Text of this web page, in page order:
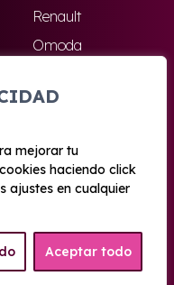
mejorar tu
haciendo click
ajustes en cualquier
Aceptar todo
Renault
Omoda
Todas las marcas
Renting